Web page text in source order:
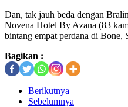
Dan, tak jauh beda dengan
Novena Hotel By Azana (83
bintang empat perdana di Bone,
Bagikan :
Berikutnya
Sebelumnya